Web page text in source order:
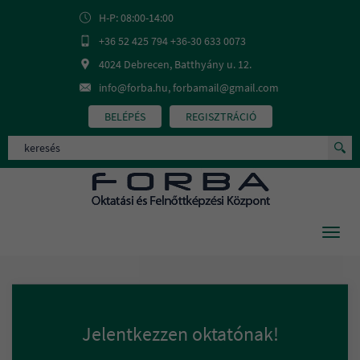
H-P: 08:00-14:00
+36 52 425 794 +36-30 633 0073
4024 Debrecen, Batthyány u. 12.
info@forba.hu, forbamail@gmail.com
BELÉPÉS
REGISZTRÁCIÓ
Jelentkezzen oktatónak!